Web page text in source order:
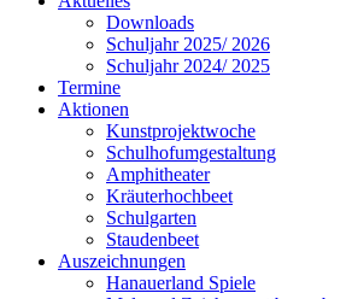
Downloads
Schuljahr 2025/ 2026
Schuljahr 2024/ 2025
Termine
Aktionen
Kunstprojektwoche
Schulhofumgestaltung
Amphitheater
Kräuterhochbeet
Schulgarten
Staudenbeet
Auszeichnungen
Hanauerland Spiele